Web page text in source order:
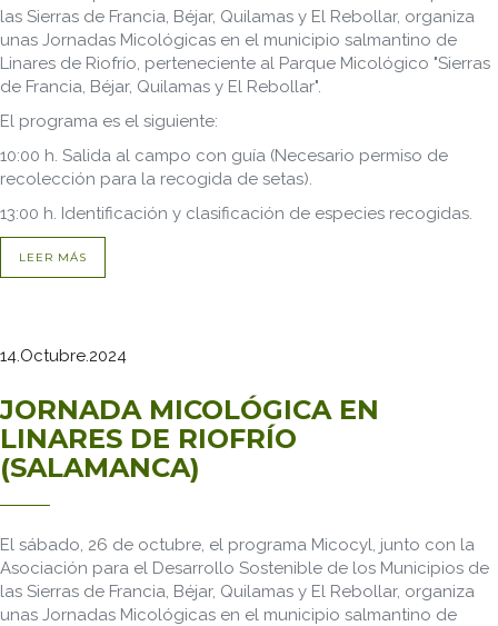
las Sierras de Francia, Béjar, Quilamas y El Rebollar, organiza
unas Jornadas Micológicas en el municipio salmantino de
Linares de Riofrío, perteneciente al Parque Micológico "Sierras
de Francia, Béjar, Quilamas y El Rebollar".
El programa es el siguiente:
10:00 h. Salida al campo con guía (Necesario permiso de
recolección para la recogida de setas).
13:00 h. Identificación y clasificación de especies recogidas.
LEER MÁS
14.Octubre.2024
JORNADA MICOLÓGICA EN
LINARES DE RIOFRÍO
(SALAMANCA)
El sábado, 26 de octubre, el programa Micocyl, junto con la
Asociación para el Desarrollo Sostenible de los Municipios de
las Sierras de Francia, Béjar, Quilamas y El Rebollar, organiza
unas Jornadas Micológicas en el municipio salmantino de